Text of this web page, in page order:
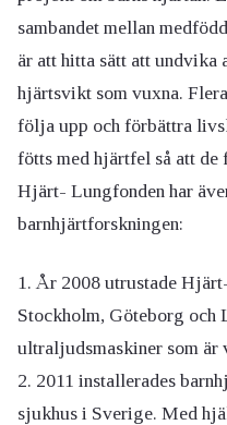
sambandet mellan
är att hitta sätt att undvika
hjärtsvikt som vuxna.
följa upp och förbättra
fötts med hjärtfel så att de
Hjärt- Lungfonden har
barnhjärtforskningen:
År 2008 utrustade
Stockholm, Göteborg och
ultraljudsmaskiner som
2011 installerades
sjukhus i Sverige. Med